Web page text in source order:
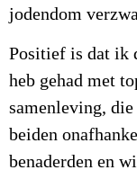
jodendom
Positief is dat ik
heb gehad met
samenleving,
beiden
benaderden en